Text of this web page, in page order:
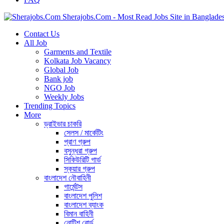
Sherajobs.Com - Most Read Jobs Site in
Contact Us
All Job
Garments and Textile
Kolkata Job Vacancy
Global Job
Bank job
NGO Job
Weekly Jobs
Trending Topics
More
ড্রাইভার চাকরি
সেলস / মার্কেটিং
প্রাণ গ্রুপ
বসুন্ধরা গ্রুপ
সিকিউরিটি গার্ড
স্কয়ার গ্রুপ
বাংলাদেশ নৌবাহিনী
গার্মেন্টস
বাংলাদেশ পুলিশ
বাংলাদেশ ব্যাংক
বিমান বাহিনী